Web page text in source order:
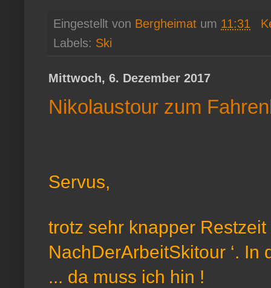
Eingestellt von Bergheimat um 11:31
Labels: Ski
Mittwoch, 6. Dezember 2017
Nikolaustour zum
Servus,
trotz sehr knapper
NachDerArbeitSkitour ‘.
... da muss ich hin !